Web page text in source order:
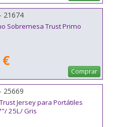
21674
Sobremesa Trust Primo
Comprar
25669
Jersey para Portátiles
25L/ Gris